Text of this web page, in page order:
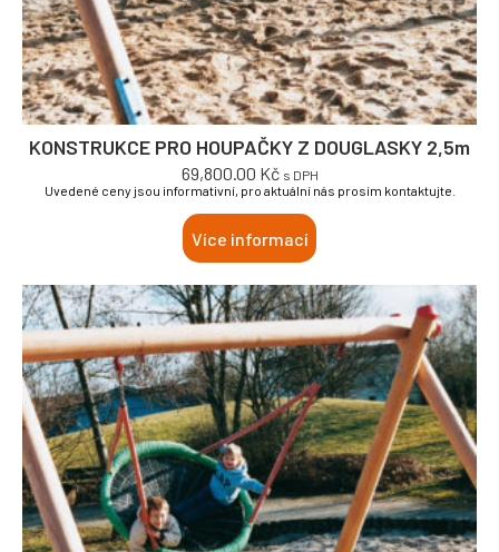
KONSTRUKCE PRO HOUPAČKY Z DOUGLASKY 2,5m
69,800.00 Kč s DPH
Uvedené ceny jsou informativní, pro aktuální nás prosím kontaktujte.
Více informací